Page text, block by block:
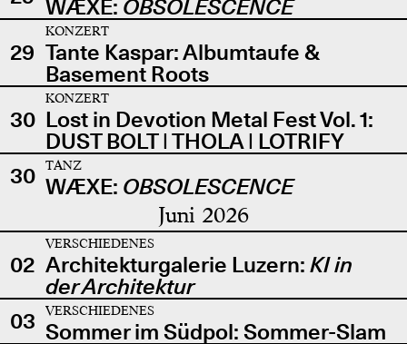
WÆXE: OBSOLESCENCE
29
KONZERT
Tante Kaspar: Albumtaufe &
Basement Roots
30
KONZERT
Lost in Devotion Metal Fest Vol. 1:
DUST BOLT | THOLA | LOTRIFY
30
TANZ
WÆXE: OBSOLESCENCE
Juni 2026
02
VERSCHIEDENES
Architekturgalerie Luzern: KI in
der Architektur
03
VERSCHIEDENES
Sommer im Südpol: Sommer-Slam